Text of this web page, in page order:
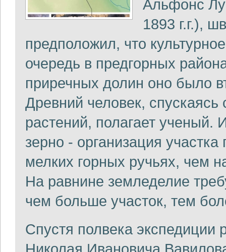
Альфонс
1893 г.г.),
предположил, что
очередь в предгорных
приречных долин оно было
Древний человек, спускаясь
растений, полагает ученый.
зерно - организация
мелких горных ручьях, чем
На равнине земледелие
чем больше участок, тем
Спустя полвека экспедиции